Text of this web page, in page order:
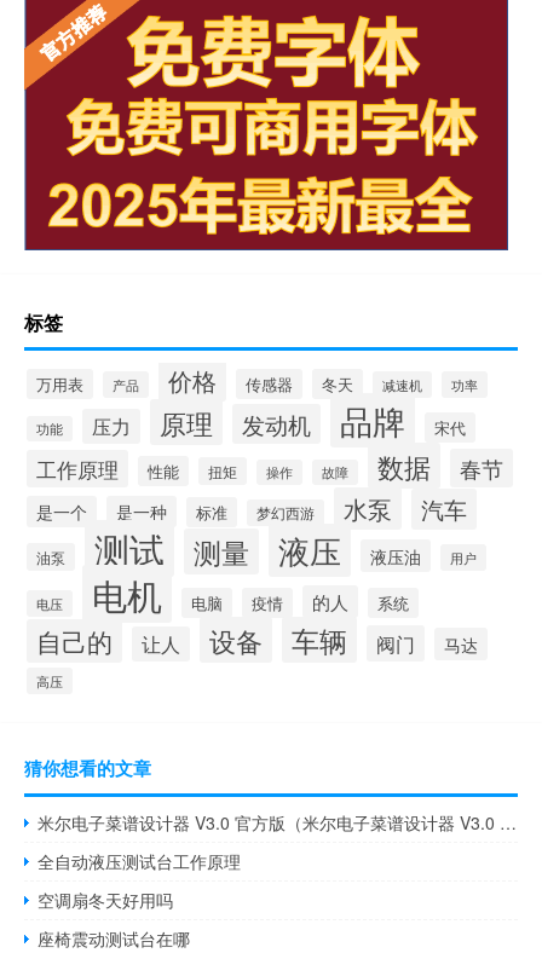
标签
万用表 产品 价格 传感器 冬天 减速机 功率
功能 压力 原理 发动机 品牌 宋代
工作原理 性能 扭矩 操作 故障 数据 春节
是一个 是一种 标准 梦幻西游 水泵 汽车
油泵 测试 测量 液压 液压油 用户
电压 电机 电脑 疫情 的人 系统
自己的 让人 设备 车辆 阀门 马达
高压
猜你想看的文章
米尔电子菜谱设计器 V3.0 官方版（米尔电子菜谱设计器 V3.0 官方版功能简介）
全自动液压测试台工作原理
空调扇冬天好用吗
座椅震动测试台在哪